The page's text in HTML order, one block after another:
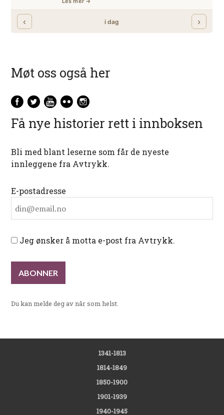
Møt oss også her
Få nye historier rett i innboksen
Bli med blant leserne som får de nyeste
innleggene fra Avtrykk.
E-postadresse
Jeg ønsker å motta e-post fra Avtrykk.
Du kan melde deg av når som helst.
1341-1813
1814-1849
1850-1900
1901-1939
1940-1945